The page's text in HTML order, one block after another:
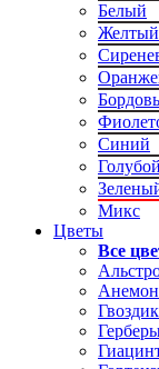
Белый
Желтый
Синий
Голубой
Микс
Цветы
Все